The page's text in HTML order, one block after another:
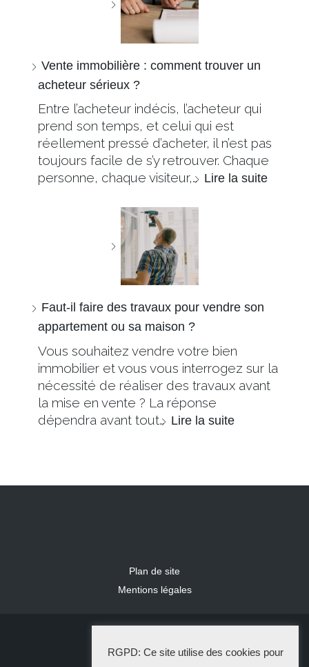
Vente immobilière : comment trouver un
acheteur sérieux ?
Entre l’acheteur indécis, l’acheteur qui
prend son temps, et celui qui est
réellement pressé d’acheter, il n’est pas
toujours facile de s’y retrouver. Chaque
personne, chaque visiteur,… Lire la suite
Faut-il faire des travaux pour vendre son
appartement ou sa maison ?
Vous souhaitez vendre votre bien
immobilier et vous vous interrogez sur la
nécessité de réaliser des travaux avant
la mise en vente ? La réponse
dépendra avant tout… Lire la suite
Plan de site
Mentions légales
RGPD: Ce site utilise des cookies pour